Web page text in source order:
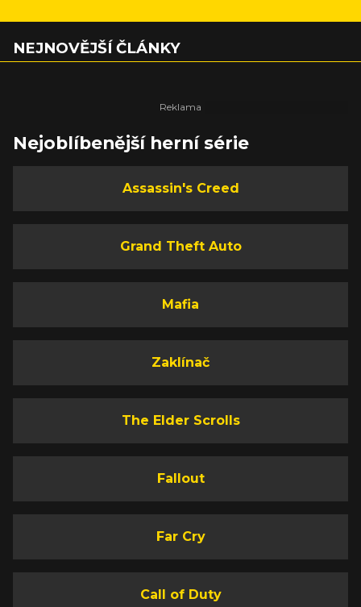
NEJNOVĚJŠÍ ČLÁNKY
Nejoblíbenější herní série
Assassin's Creed
Grand Theft Auto
Mafia
Zaklínač
The Elder Scrolls
Fallout
Far Cry
Call of Duty